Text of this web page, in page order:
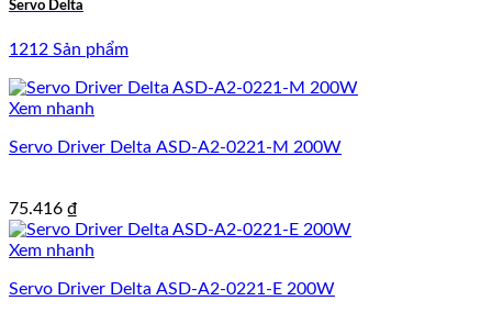
Servo Delta
1212 Sản phẩm
Xem nhanh
Servo Driver Delta ASD-A2-0221-M 200W
75.416 ₫
Xem nhanh
Servo Driver Delta ASD-A2-0221-E 200W